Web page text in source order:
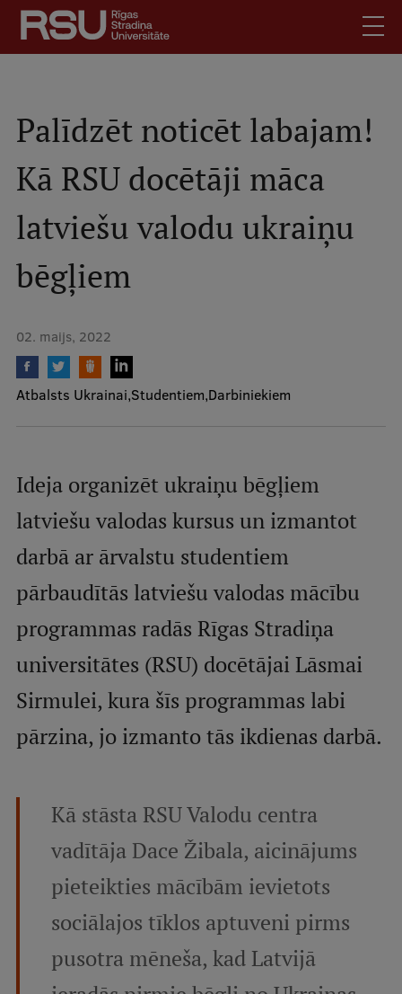
Pārlekt
galveno
saturu
augšējā
izvēlne
Studentiem
Absolventiem
Darba devējiem
Kontakti
Vakances
izvēlne
Pamatstudiju programmas
Maģistra studiju programmas
Doktorantūra
Rezidentūra
Uzņemšana
Praktiska informācija
Studentu dzīve
Studiju norises vietas
Fakultātes
Mūsu cilvēki
Stratēģija
Palīdzēt noticēt labajam!
Kā RSU docētāji māca
latviešu valodu ukraiņu
bēgļiem
02. maijs, 2022
Atbalsts Ukrainai Studentiem Darbiniekiem
Ideja organizēt ukraiņu bēgļiem
latviešu valodas kursus un izmantot
darbā ar ārvalstu studentiem
pārbaudītās latviešu valodas mācību
programmas radās Rīgas Stradiņa
universitātes (RSU) docētājai Lāsmai
Sirmulei, kura šīs programmas labi
pārzina, jo izmanto tās ikdienas darbā.
Kā stāsta RSU Valodu centra
vadītāja Dace Žibala, aicinājums
pieteikties mācībām ievietots
sociālajos tīklos aptuveni pirms
pusotra mēneša, kad Latvijā